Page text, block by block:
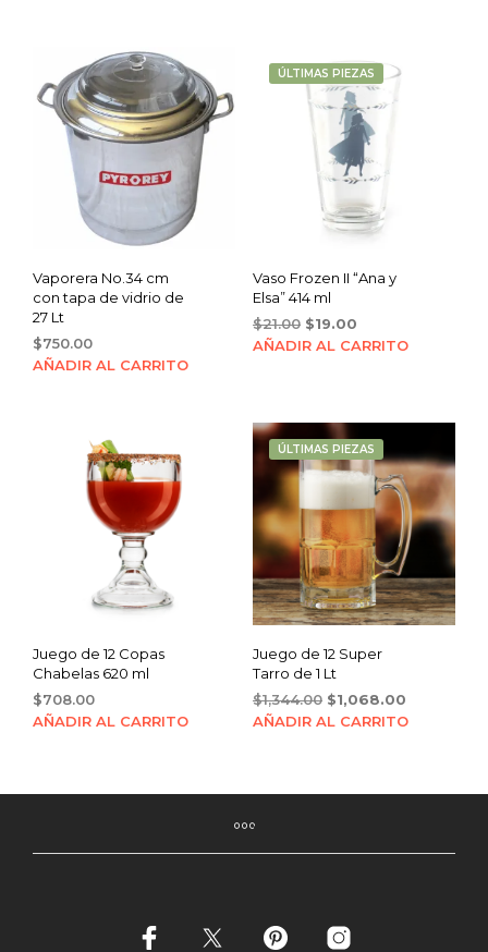
Vaporera No.34 cm
con tapa de vidrio de
27 Lt
$750.00
AÑADIR AL CARRITO
ÚLTIMAS PIEZAS
Vaso Frozen II “Ana y
Elsa” 414 ml
$21.00 Original
price
$19.00Current
price
AÑADIR AL CARRITO
Juego de 12 Copas
Chabelas 620 ml
$708.00
AÑADIR AL CARRITO
ÚLTIMAS PIEZAS
Juego de 12 Super
Tarro de 1 Lt
$1,344.00 Original
price
$1,068.00Current
price
AÑADIR AL CARRITO